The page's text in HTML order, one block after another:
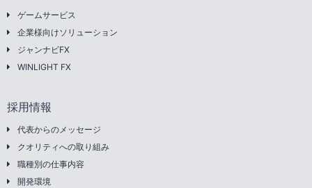
ゲームサービス
企業様向けソリューション
ジャンナビFX
WINLIGHT FX
採用情報
代表からのメッセージ
クオリティへの取り組み
職種別の仕事内容
開発環境